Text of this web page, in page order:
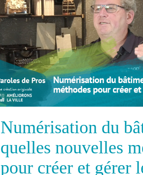
Numérisation du
quelles nouvelles
pour créer et gérer